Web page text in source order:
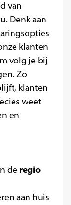
van
Denk aan
klanten
volg je bij
Zo
klanten
weet
en
de regio
aan huis